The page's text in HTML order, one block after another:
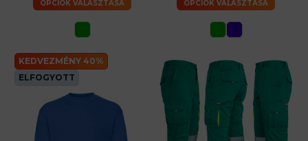
OPCIÓK VÁLASZTÁSA OPCIÓK VÁLASZTÁSA
KEDVEZMÉNY 40%
ELFOGYOTT